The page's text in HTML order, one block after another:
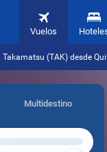
Vuelos
(TAK) desde
Multidestino